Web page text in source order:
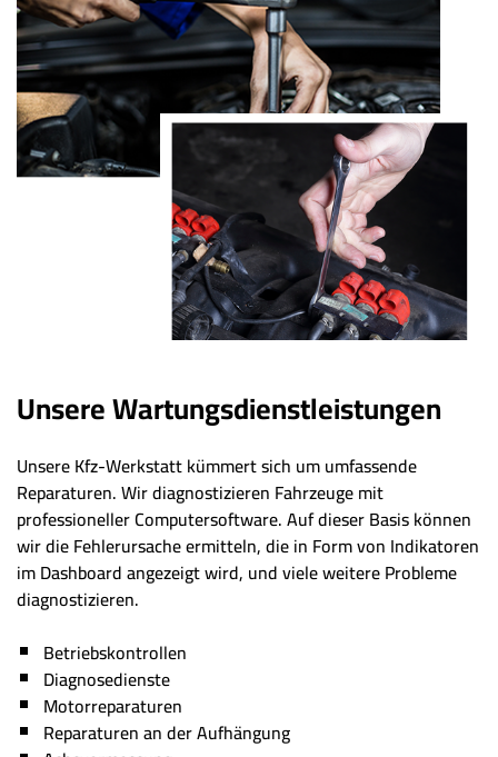
Unsere Wartungsdienstleistungen
Unsere Kfz-Werkstatt kümmert sich um umfassende
Reparaturen. Wir diagnostizieren Fahrzeuge mit
professioneller Computersoftware. Auf dieser Basis können
wir die Fehlerursache ermitteln, die in Form von Indikatoren
im Dashboard angezeigt wird, und viele weitere Probleme
diagnostizieren.
Betriebskontrollen
Diagnosedienste
Motorreparaturen
Reparaturen an der Aufhängung